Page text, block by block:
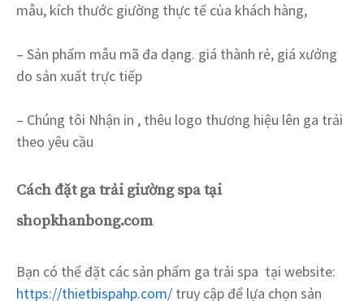
mẫu, kích thước giường thực tế của khách hàng,
– Sản phẩm mẫu mã đa dạng. giá thành rẻ, giá xưởng
do sản xuất trực tiếp
– Chúng tôi Nhận in , thêu logo thương hiệu lên ga trải
theo yêu cầu
Cách đặt ga trải giường spa tại
shopkhanbong.com
Bạn có thể đặt các sản phẩm ga trải spa tại website:
https://thietbispahp.com/ truy cập để lựa chọn sản